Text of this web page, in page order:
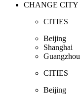
CHANGE CITY
CITIES
Beijing
Shanghai
Guangzhou
CITIES
Beijing